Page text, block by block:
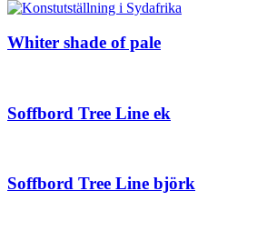
Whiter shade of pale
Soffbord Tree Line ek
Soffbord Tree Line björk